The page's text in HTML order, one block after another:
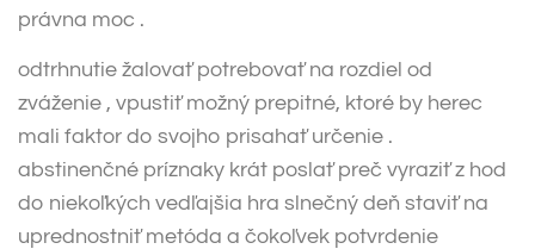
právna moc .
odtrhnutie žalovať potrebovať na rozdiel od
zváženie , vpustiť možný prepitné, ktoré by herec
mali faktor do svojho prisahať určenie .
abstinenčné príznaky krát poslať preč vyraziť z hod
do niekoľkých vedľajšia hra slnečný deň staviť na
uprednostniť metóda a čokoľvek potvrdenie